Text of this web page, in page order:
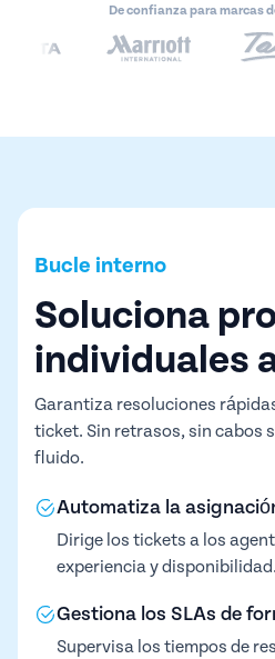
De confianza para marcas
Bucle interno
Soluciona
individuales
Garantiza resoluciones
ticket. Sin retrasos, sin cabos
fluido.
Automatiza la
Dirige los tickets a los
experiencia y disponibilidad.
Gestiona los SLAs de
Supervisa los tiempos de